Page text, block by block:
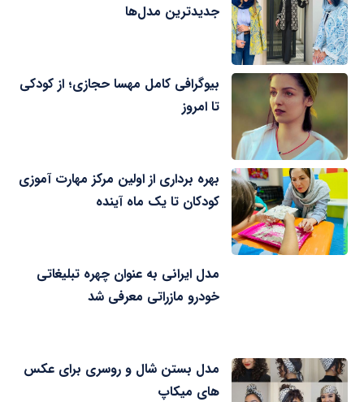
جدیدترین مدل‌ها
بیوگرافی کامل مهسا حجازی؛ از کودکی
تا امروز
بهره برداری از اولین مرکز مهارت آموزی
کودکان تا یک ماه آینده
مدل ایرانی به عنوان چهره تبلیغاتی
خودرو مازراتی معرفی شد
مدل بستن شال و روسری برای عکس
های میکاپ